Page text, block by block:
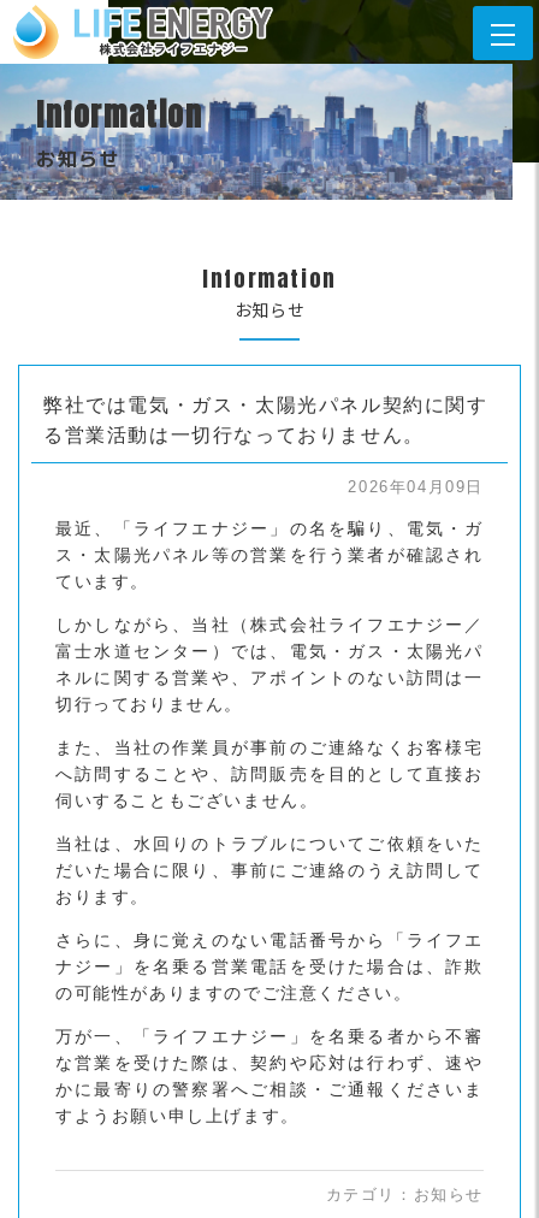
Information
お知らせ
Information
お知らせ
弊社では電気・ガス・太陽光パネル契約に関す
る営業活動は一切行なっておりません。
2026年04月09日
最近、「ライフエナジー」の名を騙り、電気・ガ
ス・太陽光パネル等の営業を行う業者が確認され
ています。
しかしながら、当社（株式会社ライフエナジー／
富士水道センター）では、電気・ガス・太陽光パ
ネルに関する営業や、アポイントのない訪問は一
切行っておりません。
また、当社の作業員が事前のご連絡なくお客様宅
へ訪問することや、訪問販売を目的として直接お
伺いすることもございません。
当社は、水回りのトラブルについてご依頼をいた
だいた場合に限り、事前にご連絡のうえ訪問して
おります。
さらに、身に覚えのない電話番号から「ライフエ
ナジー」を名乗る営業電話を受けた場合は、詐欺
の可能性がありますのでご注意ください。
万が一、「ライフエナジー」を名乗る者から不審
な営業を受けた際は、契約や応対は行わず、速や
かに最寄りの警察署へご相談・ご通報くださいま
すようお願い申し上げます。
カテゴリ： お知らせ